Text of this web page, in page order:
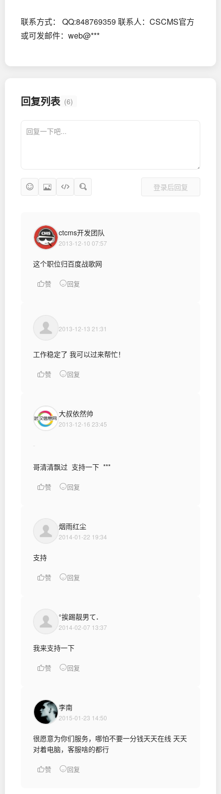
联系方式： QQ:848769359 联系人：CSCMS官方
或可发邮件：web@***
回复列表 (6)
登录后回复
ctcms开发团队
2013-12-10 07:57
这个职位归百度战歌网
赞 回复
2013-12-13 21:31
工作稳定了 我可以过来帮忙！
赞 回复
大叔依然帅
2013-12-16 23:45
哥清清飘过 支持一下 ***
赞 回复
烟雨红尘
2014-01-22 19:34
支持
赞 回复
°挨踢靓男て．
2014-02-07 13:37
我来支持一下
赞 回复
李南
2015-01-23 14:50
很愿意为你们服务，哪怕不要一分钱天天在线 天天
对着电脑，客服啥的都行
赞 回复